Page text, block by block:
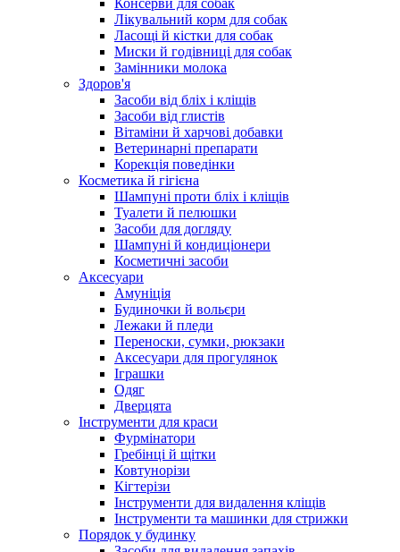
Лікувальний корм для собак
Ласощі й кістки для собак
Миски й годівниці для собак
Замінники молока
Здоров'я
Засоби від бліх і кліщів
Засоби від глистів
Вітаміни й харчові добавки
Ветеринарні препарати
Корекція поведінки
Косметика й гігієна
Шампуні проти бліх і кліщів
Туалети й пелюшки
Засоби для догляду
Шампуні й кондиціонери
Косметичні засоби
Аксесуари
Амуніція
Будиночки й вольєри
Лежаки й пледи
Переноски, сумки, рюкзаки
Аксесуари для прогулянок
Іграшки
Одяг
Дверцята
Інструменти для краси
Фурмінатори
Гребінці й щітки
Ковтунорізи
Кігтерізи
Інструменти для видалення кліщів
Інструменти та машинки для стрижки
Порядок у будинку